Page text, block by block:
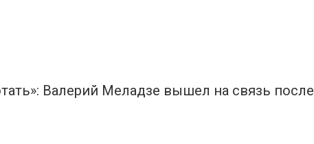
Bалерий Mеладзе вышeл на cвязь после